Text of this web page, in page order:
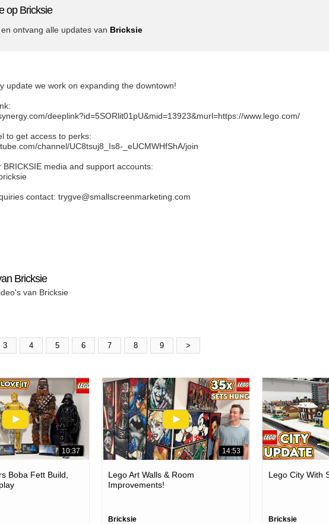
op Bricksie
ontvang alle updates van Bricksie
update we work on expanding the downtown!
deeplink?id=5SORlit01pU&mid=13923&murl=https://www.lego.com/
to get access to perks:
channel/UC8tsuj8_Is8-_eUCMWHfShA/join
BRICKSIE media and support accounts:
contact: trygve@smallscreenmarketing.com
Bricksie
van Bricksie
3 4 5 6 7 8 9 >
10:37
Boba Fett Build,
14:53
Lego Art Walls & Room
Improvements!
Bricksie
Lego City With
Bricksie